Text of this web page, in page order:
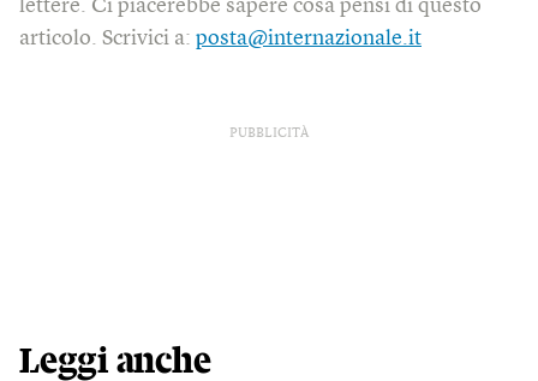
lettere. Ci piacerebbe sapere cosa pensi di questo
articolo. Scrivici a: posta@internazionale.it
PUBBLICITÀ
Leggi anche